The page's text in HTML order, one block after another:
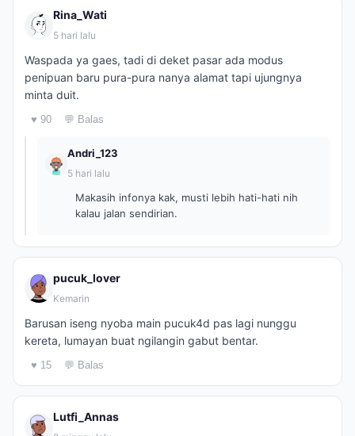
Rina_Wati
5 hari lalu
Waspada ya gaes, tadi di deket pasar ada modus
penipuan baru pura-pura nanya alamat tapi ujungnya
minta duit.
♥ 90 💬 Balas
Andri_123
5 hari lalu
Makasih infonya kak, musti lebih hati-hati nih
kalau jalan sendirian.
pucuk_lover
Kemarin
Barusan iseng nyoba main pucuk4d pas lagi nunggu
kereta, lumayan buat ngilangin gabut bentar.
♥ 15 💬 Balas
Lutfi_Annas